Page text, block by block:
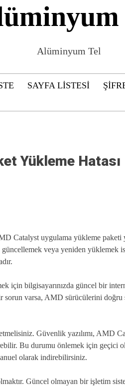
Alüminyum Tel
SAYFA LISTESI
Yükleme Hatası
Catalyst uygulama yükleme paketi
güncellemek veya yeniden yüklemek
için bilgisayarınızda güncel bir
sorun varsa, AMD sürücülerini doğru
Güvenlik yazılımı, AMD
Bu durumu önlemek için geçici
olarak indirebilirsiniz.
Güncel olmayan bir işletim